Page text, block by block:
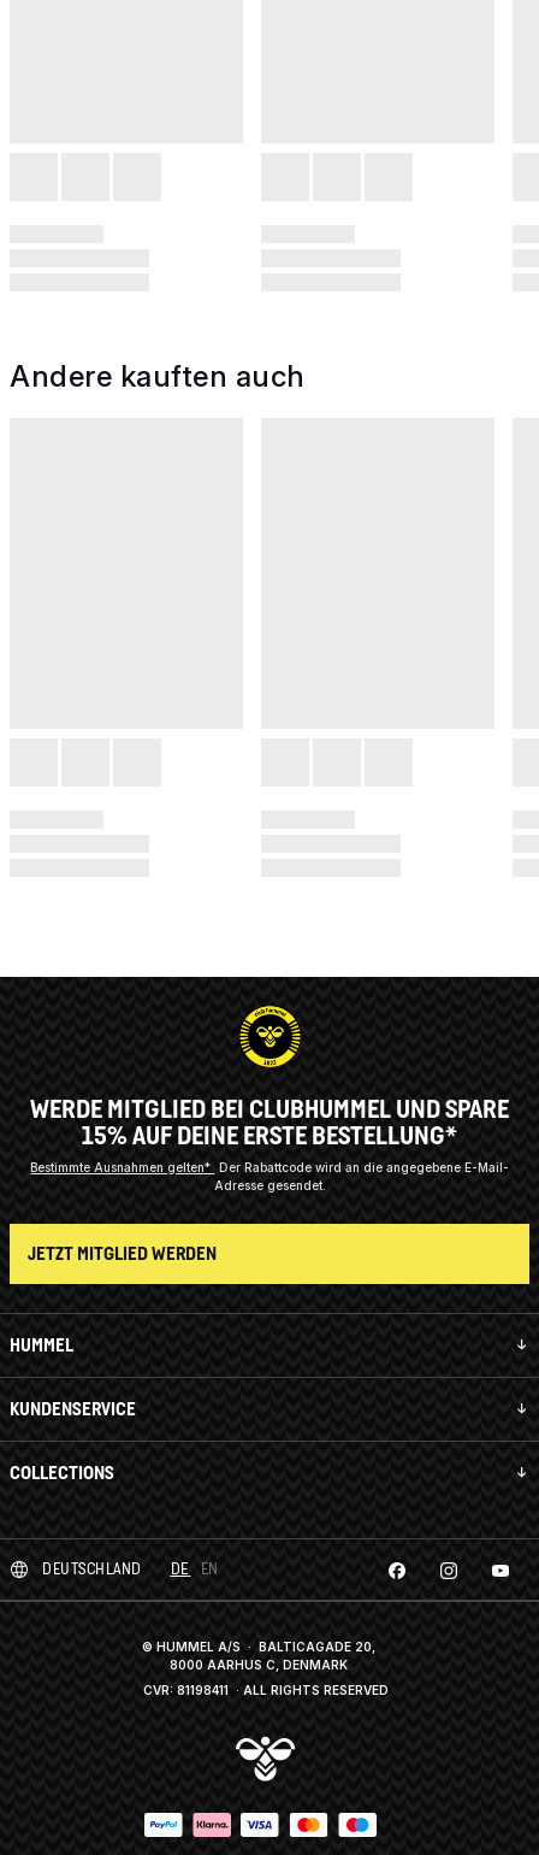
Andere kauften auch
HUMMEL
KUNDENSERVICE
COLLECTIONS
WERDE MITGLIED BEI CLUBHUMMEL UND SPARE
15% AUF DEINE ERSTE BESTELLUNG*
Bestimmte Ausnahmen gelten*
Der Rabattcode wird an die angegebene E-Mail-
Adresse gesendet.
JETZT MITGLIED WERDEN
DEUTSCHLAND DE EN
© HUMMEL A/S · BALTICAGADE 20,
8000 AARHUS C, DENMARK
CVR: 81198411 · ALL RIGHTS RESERVED